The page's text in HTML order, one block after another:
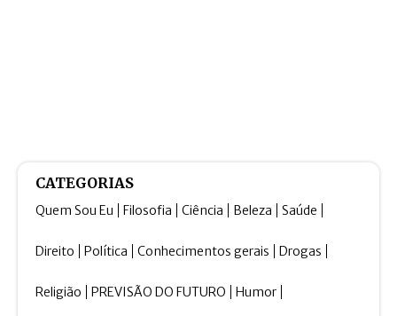
CATEGORIAS
Quem Sou Eu Filosofia Ciência Beleza Saúde
Direito Política Conhecimentos gerais Drogas
Religião PREVISÃO DO FUTURO Humor